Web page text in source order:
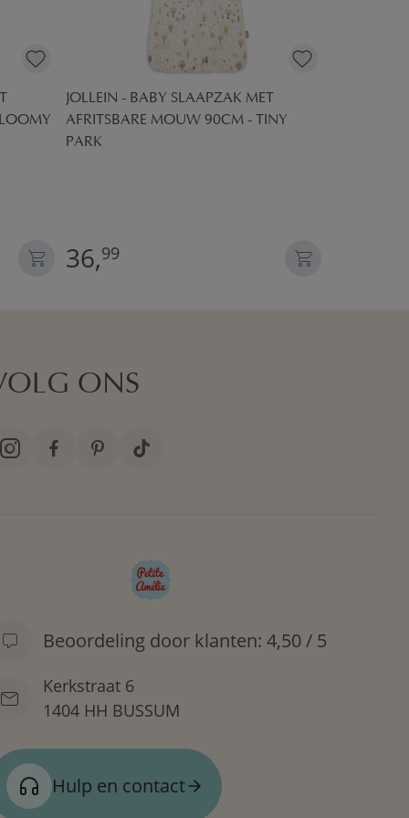
JOLLEIN - BABY SLAAPZAK MET
AFRITSBARE MOUW 90CM - TINY
PARK
36,99
ONS
Beoordeling door klanten: 4,50 / 5
Kerkstraat 6
1404 HH BUSSUM
Hulp en contact